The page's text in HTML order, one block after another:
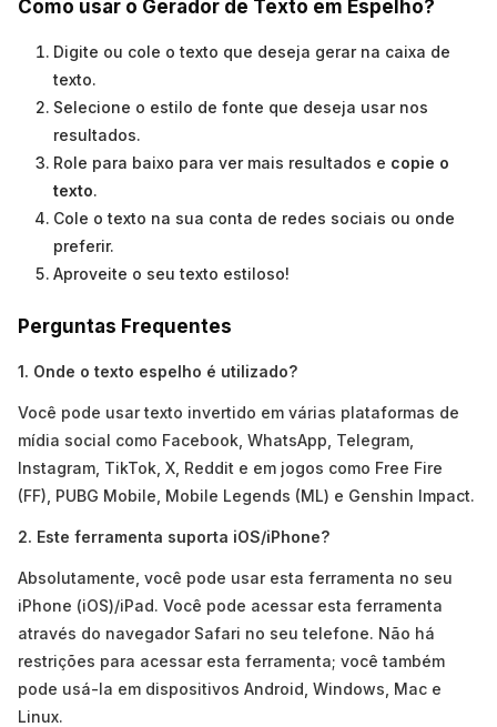
Como usar o Gerador de Texto em Espelho?
Digite ou cole o texto que deseja gerar na caixa de
texto.
Selecione o estilo de fonte que deseja usar nos
resultados.
Role para baixo para ver mais resultados e copie o
texto.
Cole o texto na sua conta de redes sociais ou onde
preferir.
Aproveite o seu texto estiloso!
Perguntas Frequentes
1. Onde o texto espelho é utilizado?
Você pode usar texto invertido em várias plataformas de
mídia social como Facebook, WhatsApp, Telegram,
Instagram, TikTok, X, Reddit e em jogos como Free Fire
(FF), PUBG Mobile, Mobile Legends (ML) e Genshin Impact.
2. Este ferramenta suporta iOS/iPhone?
Absolutamente, você pode usar esta ferramenta no seu
iPhone (iOS)/iPad. Você pode acessar esta ferramenta
através do navegador Safari no seu telefone. Não há
restrições para acessar esta ferramenta; você também
pode usá-la em dispositivos Android, Windows, Mac e
Linux.